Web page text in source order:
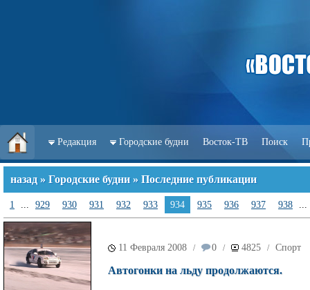
Редакция Городские будни Восток-ТВ Поиск
назад » Городские будни » Последние публикации
1 ... 929 930 931 932 933 934 935 936 937 938 ...
11 Февраля 2008 / 0 / 4825 / Спорт
Автогонки на льду продолжаются.